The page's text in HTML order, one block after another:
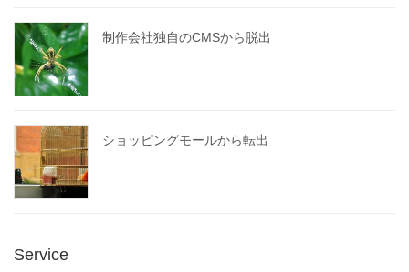
制作会社独自のCMSから脱出
ショッピングモールから転出
Service